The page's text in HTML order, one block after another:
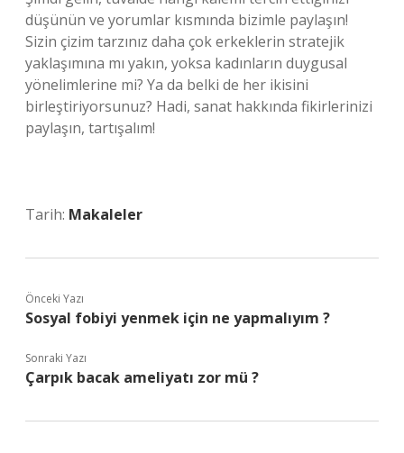
düşünün ve yorumlar kısmında bizimle paylaşın!
Sizin çizim tarzınız daha çok erkeklerin stratejik
yaklaşımına mı yakın, yoksa kadınların duygusal
yönelimlerine mi? Ya da belki de her ikisini
birleştiriyorsunuz? Hadi, sanat hakkında fikirlerinizi
paylaşın, tartışalım!
Tarih: Makaleler
Önceki Yazı
Sosyal fobiyi yenmek için ne yapmalıyım ?
Sonraki Yazı
Çarpık bacak ameliyatı zor mü ?